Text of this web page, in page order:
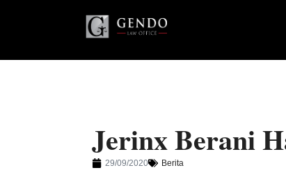
Jerinx Berani
29/09/2020 Berita